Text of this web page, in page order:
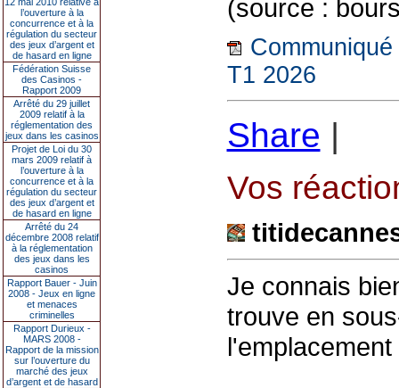
l’ouverture à la
concurrence et à la
régulation du secteur
des jeux d’argent et
de hasard en ligne
Fédération Suisse
des Casinos -
Rapport 2009
Arrêté du 29 juillet
2009 relatif à la
réglementation des
jeux dans les casinos
Projet de Loi du 30
mars 2009 relatif à
l’ouverture à la
concurrence et à la
régulation du secteur
des jeux d’argent et
de hasard en ligne
Arrêté du 24
décembre 2008 relatif
à la réglementation
des jeux dans les
casinos
Rapport Bauer - Juin
2008 - Jeux en ligne
et menaces
criminelles
Rapport Durieux -
MARS 2008 -
Rapport de la mission
sur l’ouverture du
marché des jeux
d’argent et de hasard
(source :
Communiqué
T1 2026
Share |
Vos
Je connais
trouve en